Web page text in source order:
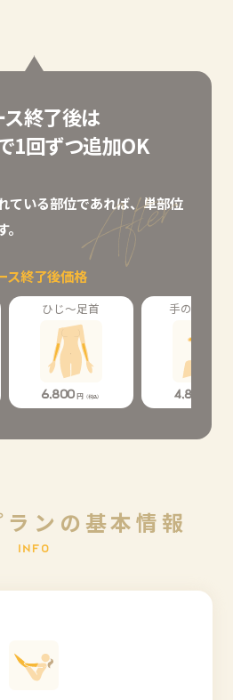
ス終了後は
1回ずつ追加OK
ている部位であれば、単部位
ス終了後価格
ひじ～足首
6,800 円 （税込）
手の甲・手
4,800
ラ ン の 基本情報
N F O